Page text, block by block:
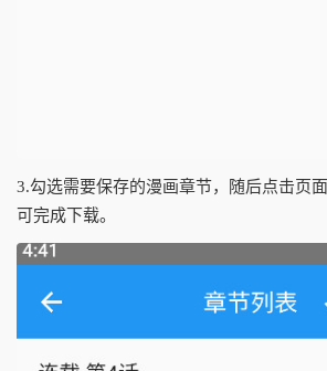
3.勾选需要保存的漫画章节，随后点击页
可完成下载。